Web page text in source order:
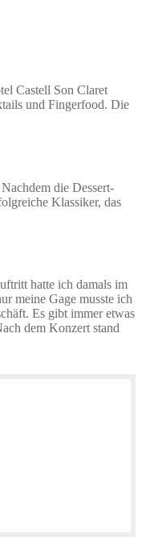
Castell Son Claret
und Fingerfood. Die
die Dessert-
Klassiker, das
hatte ich damals im
meine Gage musste ich
Es gibt immer etwas
dem Konzert stand